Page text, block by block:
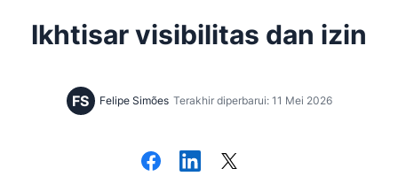
Ikhtisar visibilitas dan izin
FS Felipe Simões Terakhir diperbarui: 11 Mei 2026